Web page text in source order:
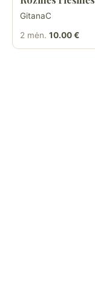
GitanaC
2 mėn. 10.00 €